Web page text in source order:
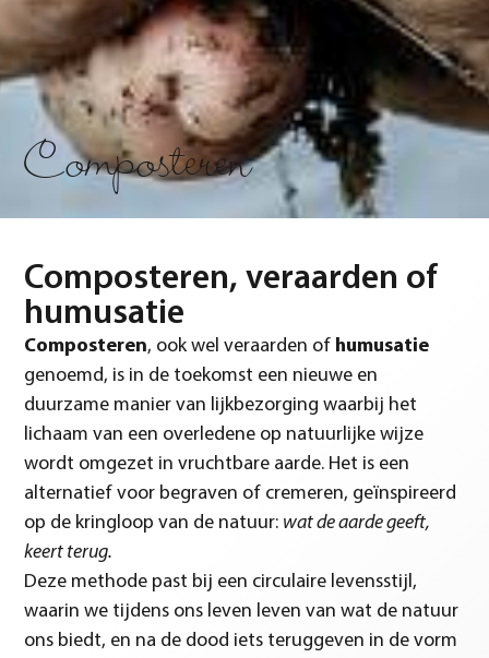
Composteren
Composteren, veraarden of
humusatie
Composteren, ook wel veraarden of humusatie
genoemd, is in de toekomst een nieuwe en
duurzame manier van lijkbezorging waarbij het
lichaam van een overledene op natuurlijke wijze
wordt omgezet in vruchtbare aarde. Het is een
alternatief voor begraven of cremeren, geïnspireerd
op de kringloop van de natuur: wat de aarde geeft,
keert terug.
Deze methode past bij een circulaire levensstijl,
waarin we tijdens ons leven leven van wat de natuur
ons biedt, en na de dood iets teruggeven in de vorm